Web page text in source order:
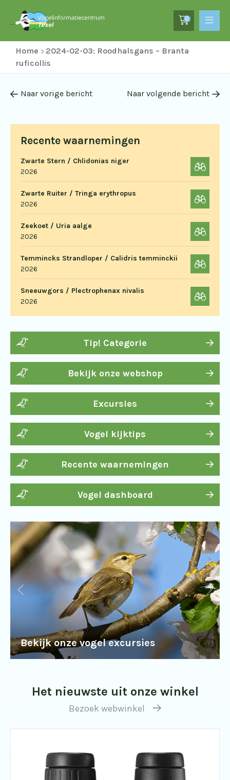
0
Home
2024-02-03: Roodhalsgans – Branta
ruficollis
Recente waarnemingen
Zwarte Stern / Chlidonias niger
2026
Zwarte Ruiter / Tringa erythropus
2026
Zeekoet / Uria aalge
2026
Temmincks Strandloper / Calidris temminckii
2026
Sneeuwgors / Plectrophenax nivalis
2026
Tip! Categorie
Bekijk onze webshop
Excursies
Vogel kijktips
Recente waarnemingen
Vogel dashboard
Bekijk onze vogel excursies
Naar vorige bericht Naar volgende bericht
Het nieuwste uit onze winkel
Bezoek webwinkel